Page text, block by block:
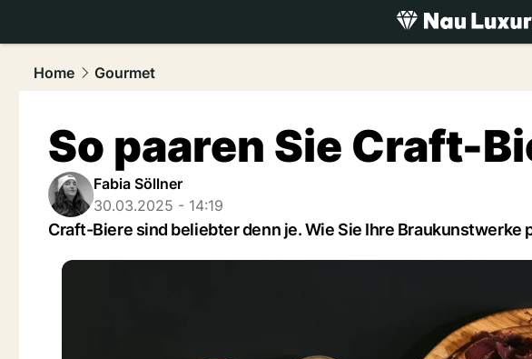
luxury.NAU.ch
Home
Gourmet
So paaren Sie Craft-
Fabia Söllner
30.03.2025 - 14:19
Craft-Biere sind beliebter denn je. Wie Sie Ihre